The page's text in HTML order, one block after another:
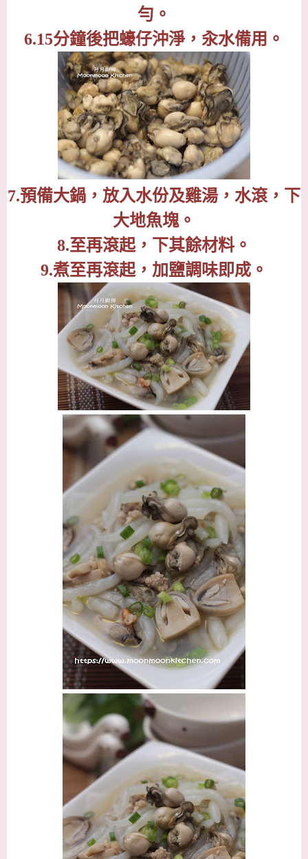
勻。
6.15分鐘後把蠔仔沖淨，汆水備用。
7.預備大鍋，放入水份及雞湯，水滾，下
大地魚塊。
8.至再滾起，下其餘材料。
9.煮至再滾起，加鹽調味即成。